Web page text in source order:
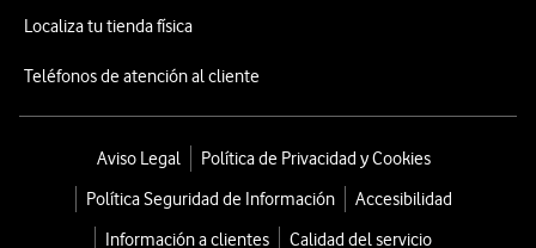
Localiza tu tienda física
Teléfonos de atención al cliente
Aviso Legal
Política de Privacidad y Cookies
Política Seguridad de Información
Accesibilidad
Información a clientes
Calidad del servicio